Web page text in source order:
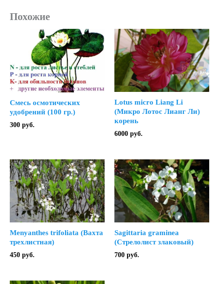
Похожие
Смесь осмотических
удобрений (100 гр.)
300 руб.
Lotus micro Liang Li
(Микро Лотос Лианг Ли)
корень
6000 руб.
Menyanthes trifoliata (Вахта
трехлистная)
450 руб.
Sagittaria graminea
(Стрелолист злаковый)
700 руб.